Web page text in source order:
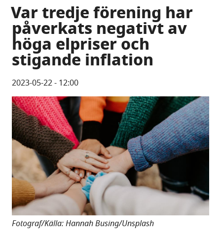
Var tredje förening har
påverkats negativt av
höga elpriser och
stigande inflation
2023-05-22 - 12:00
Fotograf/Källa: Hannah Busing/Unsplash